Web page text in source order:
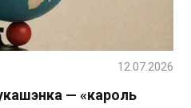
— «кароль
12.07.2026